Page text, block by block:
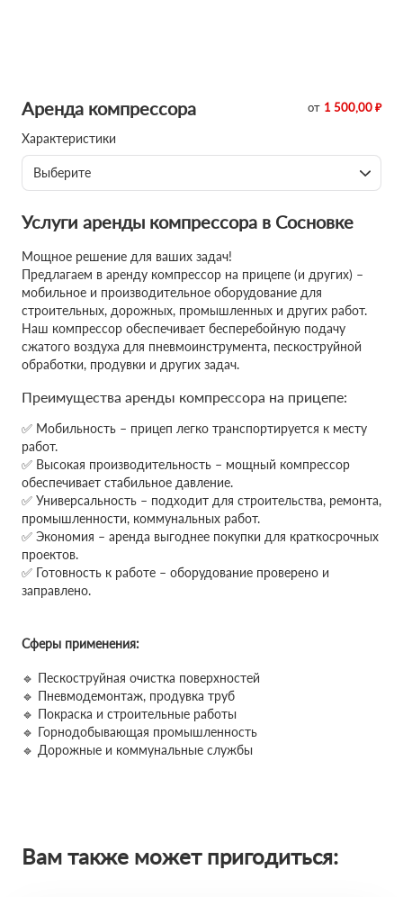
Аренда компрессора от 1 500,00 ₽
Характеристики
Выберите
Услуги аренды компрессора в Сосновке
Мощное решение для ваших задач!
Предлагаем в аренду компрессор на прицепе (и других) –
мобильное и производительное оборудование для
строительных, дорожных, промышленных и других работ.
Наш компрессор обеспечивает бесперебойную подачу
сжатого воздуха для пневмоинструмента, пескоструйной
обработки, продувки и других задач.
Преимущества аренды компрессора на прицепе:
✅ Мобильность – прицеп легко транспортируется к месту
работ.
✅ Высокая производительность – мощный компрессор
обеспечивает стабильное давление.
✅ Универсальность – подходит для строительства, ремонта,
промышленности, коммунальных работ.
✅ Экономия – аренда выгоднее покупки для краткосрочных
проектов.
✅ Готовность к работе – оборудование проверено и
заправлено.
Сферы применения:
🔹 Пескоструйная очистка поверхностей
🔹 Пневмодемонтаж, продувка труб
🔹 Покраска и строительные работы
🔹 Горнодобывающая промышленность
🔹 Дорожные и коммунальные службы
Вам также может пригодиться: